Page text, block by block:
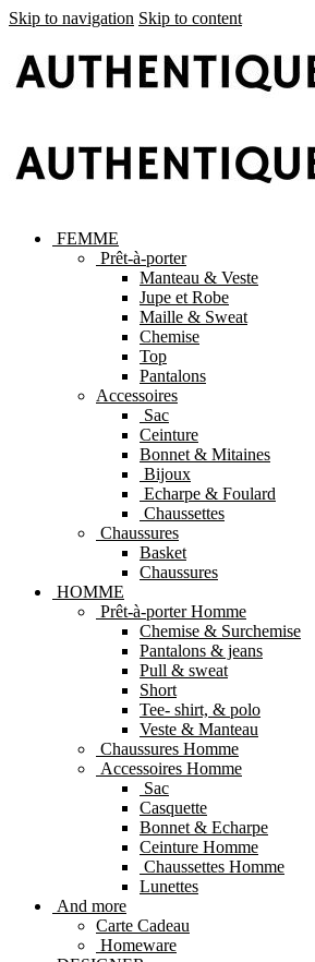
Skip to navigation Skip to content
FEMME
Prêt-à-porter
Manteau & Veste
Jupe et Robe
Maille & Sweat
Chemise
Top
Pantalons
Accessoires
Sac
Ceinture
Bonnet & Mitaines
Bijoux
Echarpe & Foulard
Chaussettes
Chaussures
Basket
Chaussures
HOMME
Prêt-à-porter Homme
Chemise & Surchemise
Pantalons & jeans
Pull & sweat
Short
Tee- shirt, & polo
Veste & Manteau
Chaussures Homme
Accessoires Homme
Sac
Casquette
Bonnet & Echarpe
Ceinture Homme
Chaussettes Homme
Lunettes
And more
Carte Cadeau
Homeware